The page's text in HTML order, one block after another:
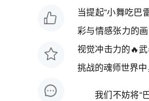
当提起“小舞吃巴
彩与情感张力的
视觉冲击力的🔥
挑战的魂师世界
我们不妨将“